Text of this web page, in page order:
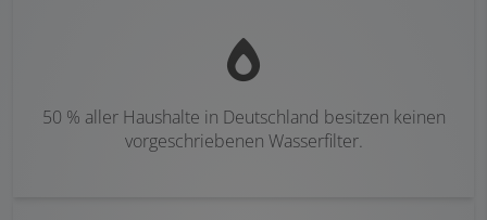
50 % aller Haushalte in Deutschland besitzen keinen
vorgeschriebenen Wasserfilter.